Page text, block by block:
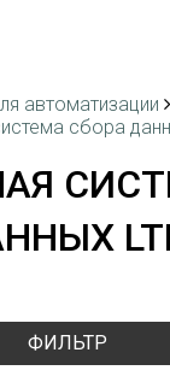
автоматизации
сбора
ФИЛЬТР